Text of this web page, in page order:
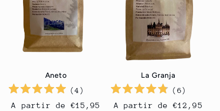
Aneto
(4 )
Precio
A partir de €15,95
La Granja
( 6)
Precio
A partir de €12,95